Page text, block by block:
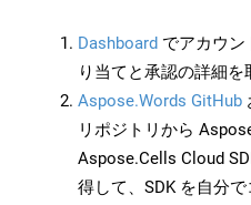
Dashboard でアカウン
り当てと承認の詳細を
Aspose.Words GitHub
リポジトリから
Aspose.Cells Cloud
得して、SDK を自分